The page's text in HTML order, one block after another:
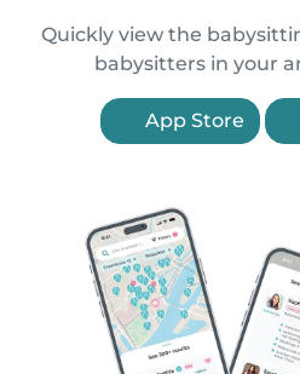
Quickly view the
babysitters in your
App Store